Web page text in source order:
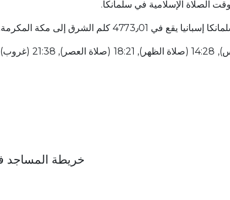
الصلاة الإسلامية في سلمانكا.
خريطة المساجد